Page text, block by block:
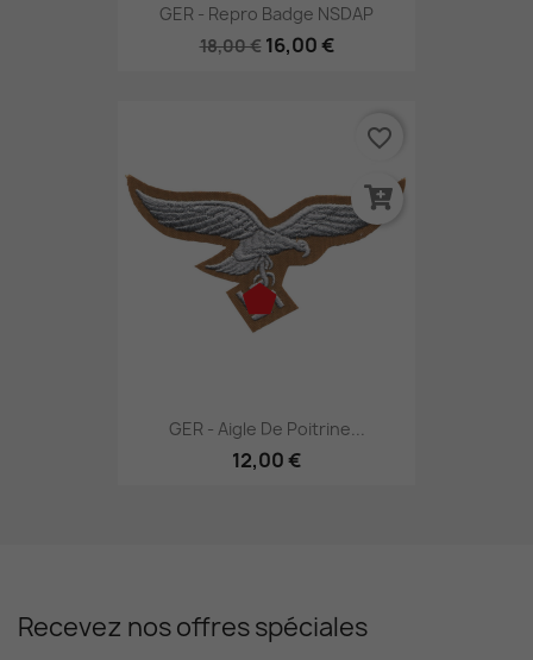
GER - Repro Badge NSDAP
18,00 € 16,00 €
GER - Aigle De Poitrine...
12,00 €
favorite_border
Recevez nos offres spéciales